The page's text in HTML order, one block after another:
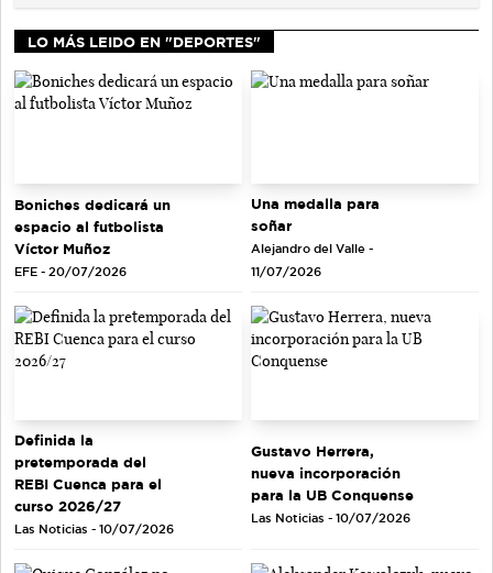
LO MÁS LEIDO EN "DEPORTES"
Boniches dedicará un
espacio al futbolista
Víctor Muñoz
EFE - 20/07/2026
Una medalla para
soñar
Alejandro del Valle -
11/07/2026
Definida la
pretemporada del
REBI Cuenca para el
curso 2026/27
Las Noticias - 10/07/2026
Gustavo Herrera,
nueva incorporación
para la UB Conquense
Las Noticias - 10/07/2026